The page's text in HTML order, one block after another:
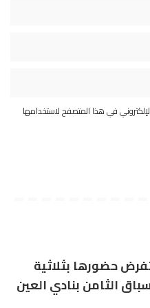
في هذا المتصفح لاستخدامها
حضورها بثلاثية
الثامن بنادي العين